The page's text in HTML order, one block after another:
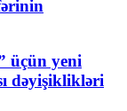
üçün yeni
dəyişiklikləri